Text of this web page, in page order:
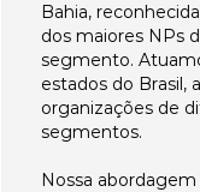
Bahia,
dos maiores NPs
segmento.
estados do Brasil,
organizações de
segmentos.
Nossa